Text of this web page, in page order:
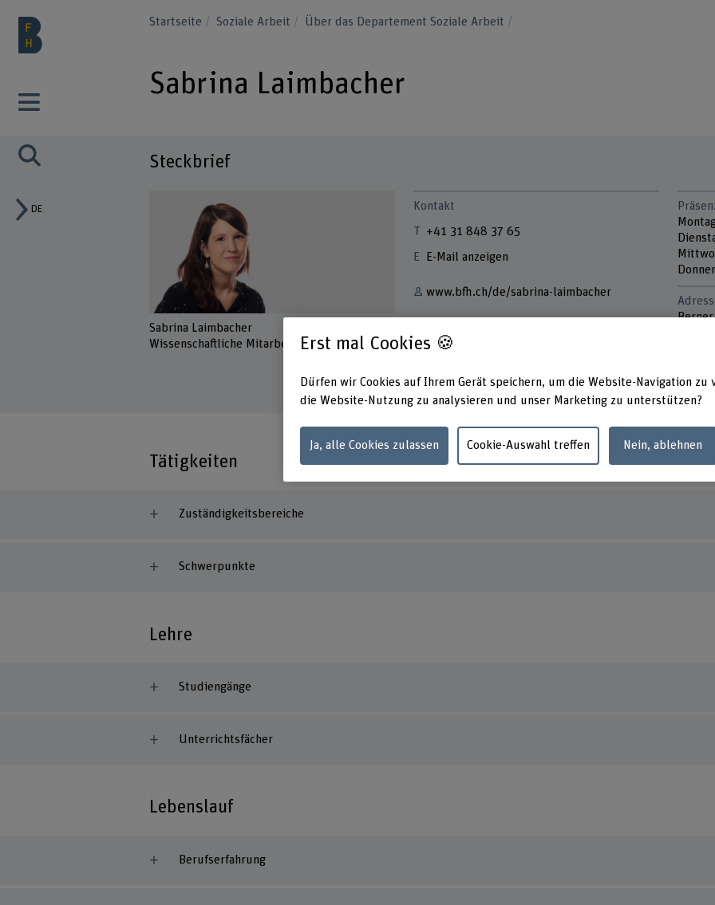
DE
Startseite Soziale Arbeit Über das Departement Soziale Arbeit
Sabrina Laimbacher
Steckbrief
Sabrina Laimbacher
Wissenschaftliche Mitarbeiterin
Kontakt
+41 31 848 37 65
E-Mail anzeigen
www.bfh.ch/de/sabrina-laimbacher
Berner
3012
Tätigkeiten
Zuständigkeitsbereiche
Schwerpunkte
Lehre
Studiengänge
Unterrichtsfächer
Lebenslauf
Berufserfahrung
Erst mal Cookies 🍪
Dürfen wir Cookies auf Ihrem Gerät speichern, um die Website-Navigation zu
die Website-Nutzung zu analysieren und unser Marketing zu unterstützen?
Ja, alle Cookies zulassen Cookie-Auswahl treffen Nein, ablehnen